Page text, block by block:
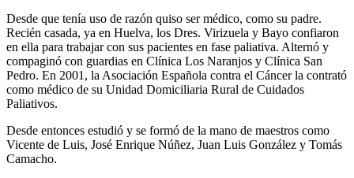
Desde que tenía uso de razón quiso ser médico, como su padre.
Recién casada, ya en Huelva, los Dres. Virizuela y Bayo confiaron
en ella para trabajar con sus pacientes en fase paliativa. Alternó y
compaginó con guardias en Clínica Los Naranjos y Clínica San
Pedro. En 2001, la Asociación Española contra el Cáncer la contrató
como médico de su Unidad Domiciliaria Rural de Cuidados
Paliativos.
Desde entonces estudió y se formó de la mano de maestros como
Vicente de Luis, José Enrique Núñez, Juan Luis González y Tomás
Camacho.